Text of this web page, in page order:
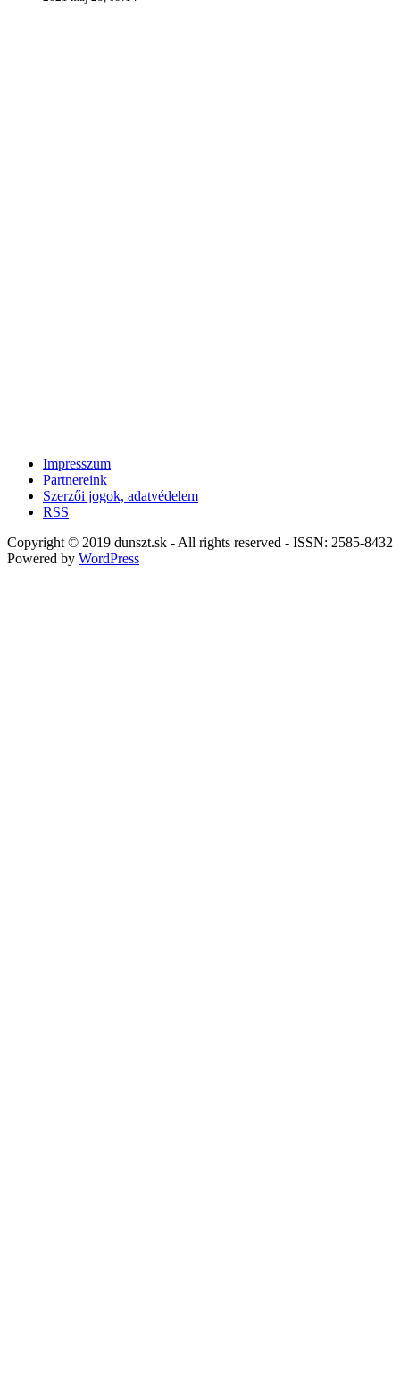
Impresszum
Partnereink
Szerzői jogok, adatvédelem
RSS
Copyright © 2019 dunszt.sk - All rights reserved - ISSN: 2585-8432
Powered by WordPress